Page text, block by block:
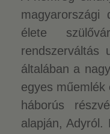
élete
általában a
egyes
háborús
alapján,